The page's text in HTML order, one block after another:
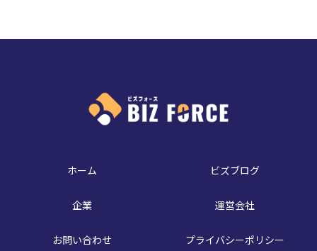
ホーム ビズブログ
企業 運営会社
お問い合わせ プライバシーポリシー